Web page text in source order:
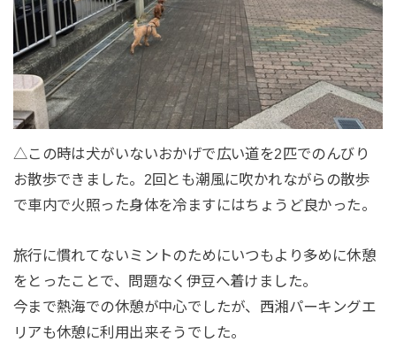
△この時は犬がいないおかげで広い道を2匹でのんびり
お散歩できました。2回とも潮風に吹かれながらの散歩
で車内で火照った身体を冷ますにはちょうど良かった。
旅行に慣れてないミントのためにいつもより多めに休憩
をとったことで、問題なく伊豆へ着けました。
今まで熱海での休憩が中心でしたが、西湘パーキングエ
リアも休憩に利用出来そうでした。